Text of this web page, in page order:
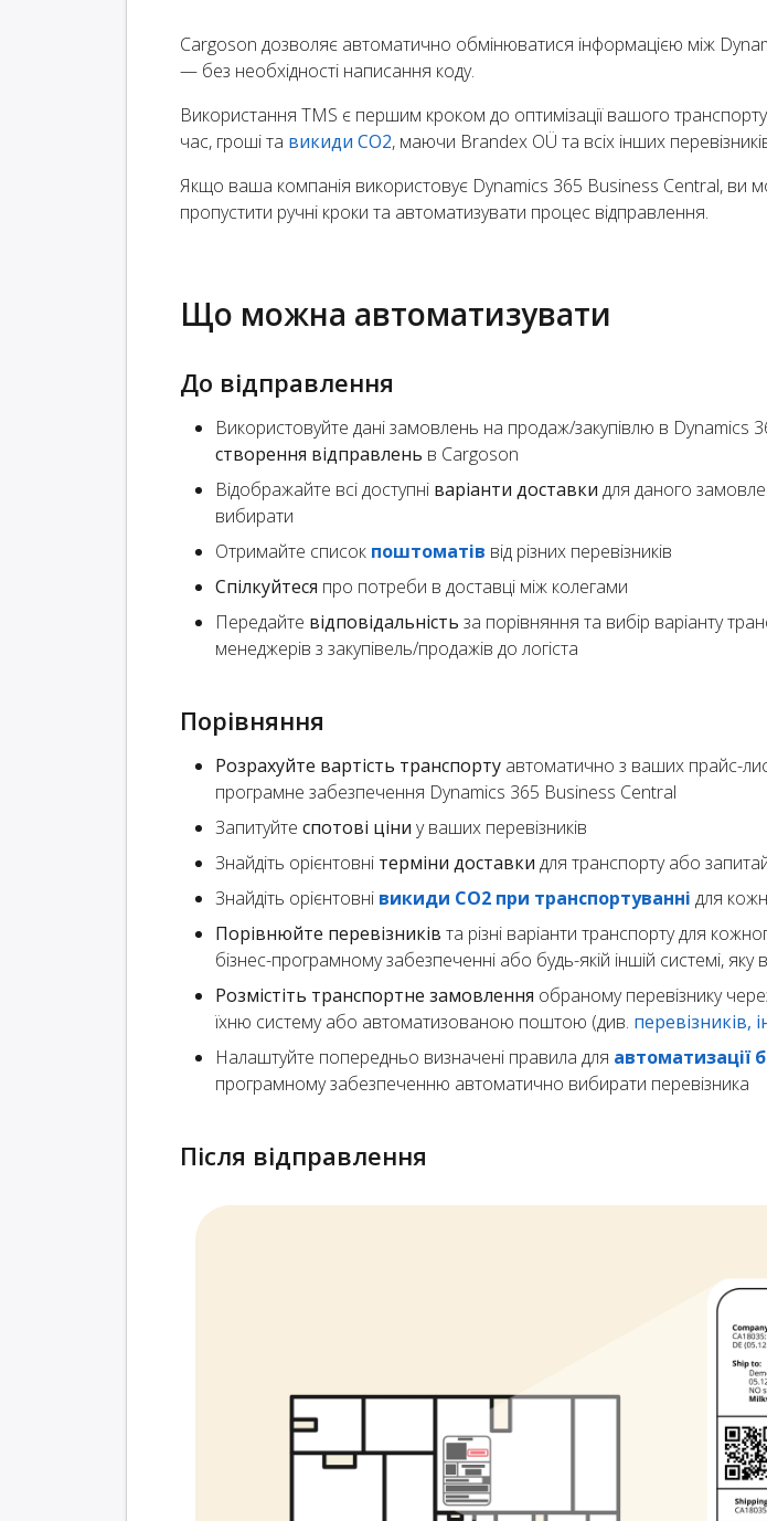
Cargoson дозволяє автоматично обмінюватися інформацією між
— без необхідності написання коду.
Використання TMS є першим кроком до оптимізації вашого
час, гроші та викиди CO2, маючи Brandex OÜ та всіх інших
Якщо ваша компанія використовує Dynamics 365 Business Central, ви
пропустити ручні кроки та автоматизувати процес відправлення.
Що можна автоматизувати
До відправлення
Використовуйте дані замовлень на продаж/закупівлю в Dynamics
створення відправлень в Cargoson
Відображайте всі доступні варіанти доставки для даного
вибирати
Отримайте список поштоматів від різних перевізників
Спілкуйтеся про потреби в доставці між колегами
Передайте відповідальність за порівняння та вибір варіанту
менеджерів з закупівель/продажів до логіста
Порівняння
Розрахуйте вартість транспорту автоматично з ваших прайс-
програмне забезпечення Dynamics 365 Business Central
Запитуйте спотові ціни у ваших перевізників
Знайдіть орієнтовні терміни доставки для транспорту або
Знайдіть орієнтовні викиди CO2 при транспортуванні для
Порівнюйте перевізників та різні варіанти транспорту для
бізнес-програмному забезпеченні або будь-якій іншій системі,
Розмістіть транспортне замовлення обраному перевізнику
їхню систему або автоматизованою поштою (див. перевізників,
Налаштуйте попередньо визначені правила для автоматизації
програмному забезпеченню автоматично вибирати перевізника
Після відправлення